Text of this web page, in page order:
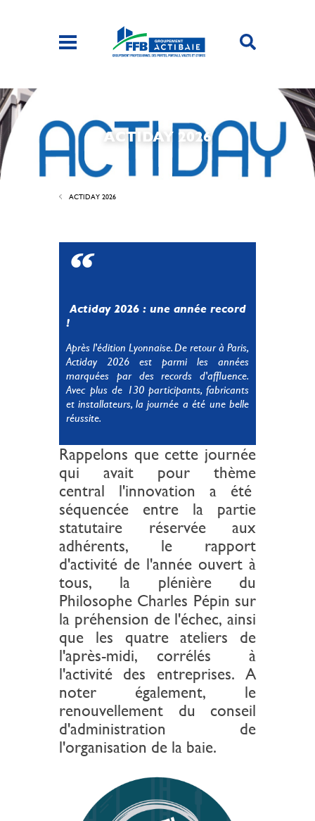
ACTIDAY 2026
ACTIDAY 2026
Actiday 2026 : une année record
!
Après l'édition Lyonnaise. De retour à Paris,
Actiday 2026 est parmi les années
marquées par des records d'affluence.
Avec plus de 130 participants, fabricants
et installateurs, la journée a été une belle
réussite.
Rappelons que cette journée
qui avait pour thème
central l'innovation a été
séquencée entre la partie
statutaire réservée aux
adhérents, le rapport
d'activité de l'année ouvert à
tous, la plénière du
Philosophe Charles Pépin sur
la préhension de l'échec, ainsi
que les quatre ateliers de
l'après-midi, corrélés à
l'activité des entreprises. A
noter également, le
renouvellement du conseil
d'administration de
l'organisation de la baie.